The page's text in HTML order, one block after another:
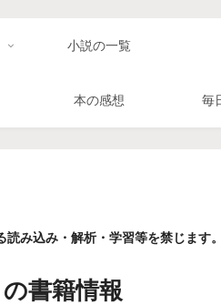
小説の一覧
本の感想 毎
み込み・解析・学習等を禁じます。
書籍情報